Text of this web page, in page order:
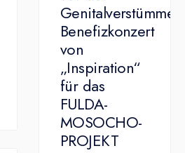
Benefizkonzert
von
„Inspiration“
für das
FULDA-
MOSOCHO-
PROJEKT